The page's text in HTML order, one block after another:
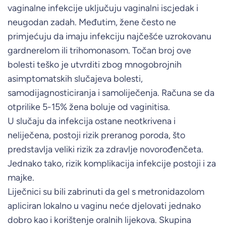
vaginalne infekcije uključuju vaginalni iscjedak i
neugodan zadah. Međutim, žene često ne
primjećuju da imaju infekciju najčešće uzrokovanu
gardnerelom ili trihomonasom. Točan broj ove
bolesti teško je utvrditi zbog mnogobrojnih
asimptomatskih slučajeva bolesti,
samodijagnosticiranja i samoliječenja. Računa se da
otprilike 5-15% žena boluje od vaginitisa.
U slučaju da infekcija ostane neotkrivena i
neliječena, postoji rizik preranog poroda, što
predstavlja veliki rizik za zdravlje novorođenčeta.
Jednako tako, rizik komplikacija infekcije postoji i za
majke.
Liječnici su bili zabrinuti da gel s metronidazolom
apliciran lokalno u vaginu neće djelovati jednako
dobro kao i korištenje oralnih lijekova. Skupina